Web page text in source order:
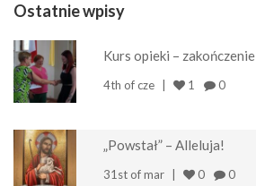
Ostatnie wpisy
Kurs opieki – zakończenie
4th of cze 1 0
„Powstał” – Alleluja!
31st of mar 0 0